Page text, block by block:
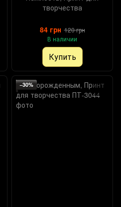
творчества
84 грн 120 грн
В наличии
Купить
−30%